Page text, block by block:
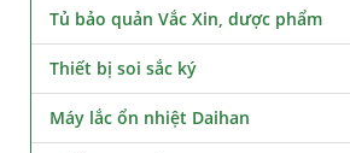
Tủ bảo quản Vắc Xin, dược phẩm
Thiết bị soi sắc ký
Máy lắc ổn nhiệt Daihan